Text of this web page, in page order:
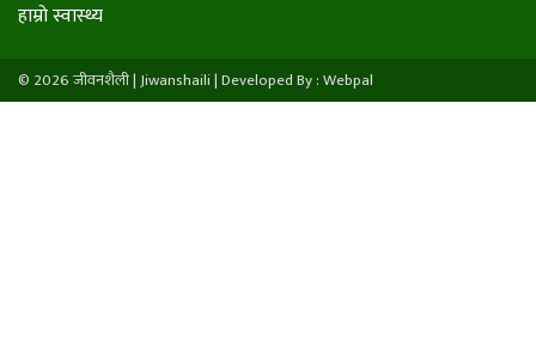
हाम्राे स्वास्थ्य
© 2026 जीवनशैली | Jiwanshaili |Developed By : Webpal